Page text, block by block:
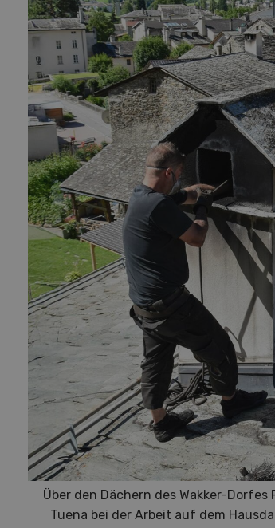
Über den Dächern des Wakker-
Tuena bei der Arbeit auf dem